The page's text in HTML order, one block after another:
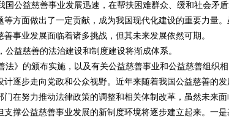
公益慈善事业发展迅速，在帮扶困难群众、缓和社会矛
等方面做出了一定贡献，成为我国现代化建设的重要力量
善事业发展面临着诸多挑战，但其未来发展依然可期。
益慈善的法治建设和制度建设将渐成体系。
》的颁布实施，以及有关公益慈善事业和公益慈善组织
计逐步走向党政和公众视野。近年来随着我国公益慈善的发
门在努力推动法律政策的调整和相关体制改革，虽然未来
支撑公益慈善事业发展的新制度环境将逐步建立起来。一是